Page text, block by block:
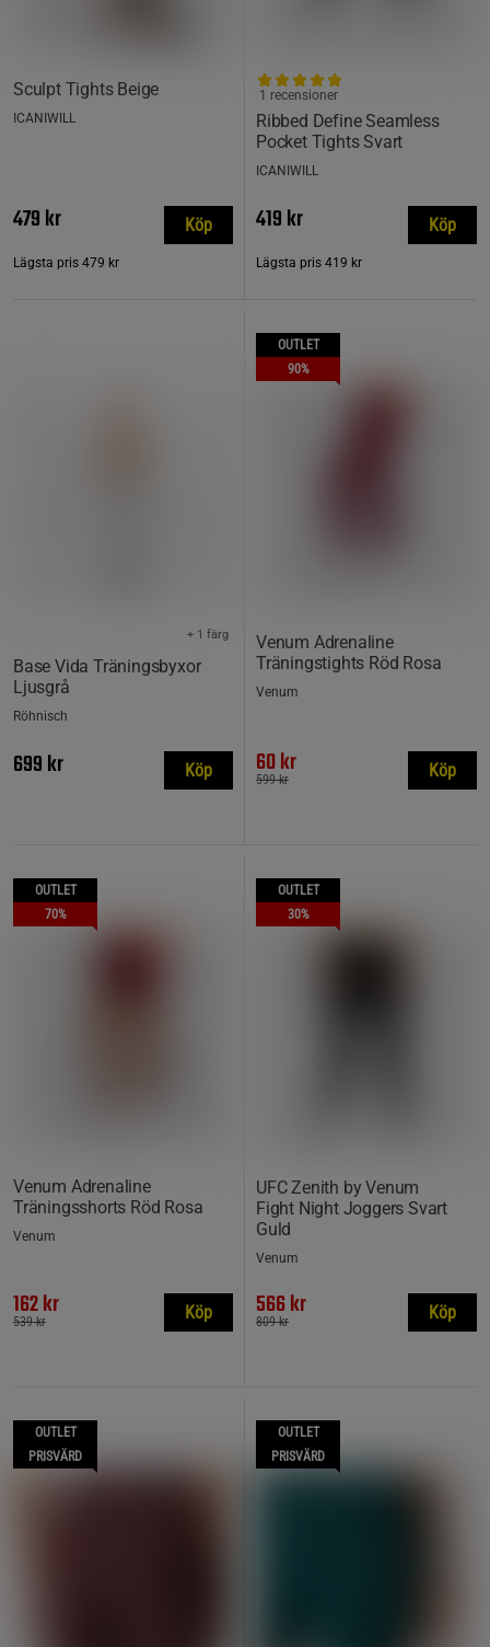
Sculpt Tights Beige
ICANIWILL
479 kr
Lägsta pris 479 kr
Köp
Ribbed Define Seamless
Pocket Tights Svart
1 recensioner
ICANIWILL
419 kr
Lägsta pris 419 kr
Köp
Base Vida Träningsbyxor
Ljusgrå
+ 1 färg
Röhnisch
699 kr Köp
OUTLET
90%
Venum Adrenaline
Träningstights Röd Rosa
Venum
60 kr
599 kr Köp
OUTLET
70%
Venum Adrenaline
Träningsshorts Röd Rosa
Venum
162 kr
539 kr Köp
OUTLET
30%
UFC Zenith by Venum
Fight Night Joggers Svart
Guld
Venum
566 kr
809 kr Köp
OUTLET
PRISVÄRD
OUTLET
PRISVÄRD